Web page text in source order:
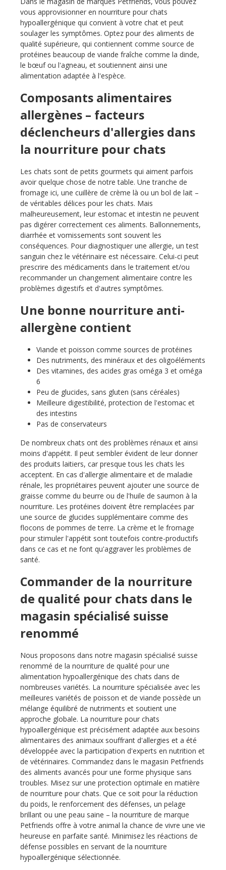
vous approvisionner en nourriture pour chats
hypoallergénique qui convient à votre chat et peut
soulager les symptômes. Optez pour des aliments de
qualité supérieure, qui contiennent comme source de
protéines beaucoup de viande fraîche comme la dinde,
le bœuf ou l'agneau, et soutiennent ainsi une
alimentation adaptée à l'espèce.
Composants alimentaires
allergènes – facteurs
déclencheurs d'allergies dans
la nourriture pour chats
Les chats sont de petits gourmets qui aiment parfois
avoir quelque chose de notre table. Une tranche de
fromage ici, une cuillère de crème là ou un bol de lait –
de véritables délices pour les chats. Mais
malheureusement, leur estomac et intestin ne peuvent
pas digérer correctement ces aliments. Ballonnements,
diarrhée et vomissements sont souvent les
conséquences. Pour diagnostiquer une allergie, un test
sanguin chez le vétérinaire est nécessaire. Celui-ci peut
prescrire des médicaments dans le traitement et/ou
recommander un changement alimentaire contre les
problèmes digestifs et d'autres symptômes.
Une bonne nourriture anti-
allergène contient
Viande et poisson comme sources de protéines
Des nutriments, des minéraux et des oligoéléments
Des vitamines, des acides gras oméga 3 et oméga
6
Peu de glucides, sans gluten (sans céréales)
Meilleure digestibilité, protection de l'estomac et
des intestins
Pas de conservateurs
De nombreux chats ont des problèmes rénaux et ainsi
moins d'appétit. Il peut sembler évident de leur donner
des produits laitiers, car presque tous les chats les
acceptent. En cas d'allergie alimentaire et de maladie
rénale, les propriétaires peuvent ajouter une source de
graisse comme du beurre ou de l'huile de saumon à la
nourriture. Les protéines doivent être remplacées par
une source de glucides supplémentaire comme des
flocons de pommes de terre. La crème et le fromage
pour stimuler l'appétit sont toutefois contre-productifs
dans ce cas et ne font qu'aggraver les problèmes de
santé.
Commander de la nourriture
de qualité pour chats dans le
magasin spécialisé suisse
renommé
Nous proposons dans notre magasin spécialisé suisse
renommé de la nourriture de qualité pour une
alimentation hypoallergénique des chats dans de
nombreuses variétés. La nourriture spécialisée avec les
meilleures variétés de poisson et de viande possède un
mélange équilibré de nutriments et soutient une
approche globale. La nourriture pour chats
hypoallergénique est précisément adaptée aux besoins
alimentaires des animaux souffrant d'allergies et a été
développée avec la participation d'experts en nutrition et
de vétérinaires. Commandez dans le magasin Petfriends
des aliments avancés pour une forme physique sans
troubles. Misez sur une protection optimale en matière
de nourriture pour chats. Que ce soit pour la réduction
du poids, le renforcement des défenses, un pelage
brillant ou une peau saine – la nourriture de marque
Petfriends offre à votre animal la chance de vivre une vie
heureuse en parfaite santé. Minimisez les réactions de
défense possibles en servant de la nourriture
hypoallergénique sélectionnée.